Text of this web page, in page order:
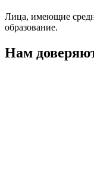
Лица, имеющие
образование.
Нам